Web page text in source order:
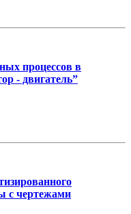
процессов в
- двигатель”
с чертежами